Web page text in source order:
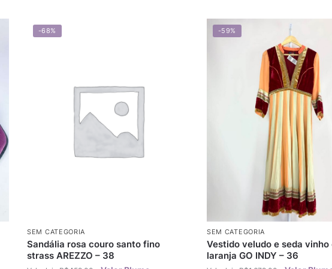
-68%
SEM CATEGORIA
Sandália rosa couro santo fino
strass AREZZO – 38
-59%
SEM CATEGORIA
Vestido veludo e seda vinho
laranja GO INDY – 36